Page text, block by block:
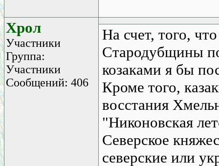
Хрол
Участники
Группа:
Участники
Сообщений: 406
На счет, того,
Стародубщины
козаками я бы
Кроме того,
восстания
"Никоновская
Северское
северские или